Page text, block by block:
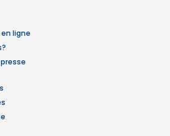
ligne